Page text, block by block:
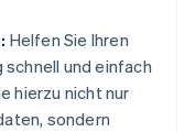
Helfen Sie Ihren
schnell und einfach
hierzu nicht nur
sondern